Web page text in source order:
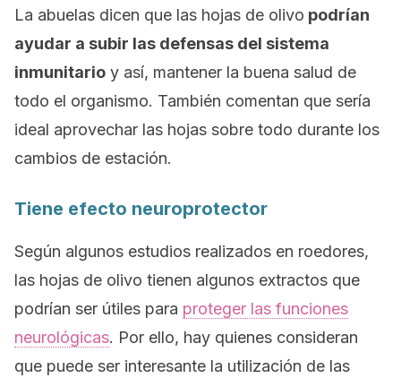
La abuelas dicen que las hojas de olivo podrían
ayudar a subir las defensas del sistema
inmunitario y así, mantener la buena salud de
todo el organismo. También comentan que sería
ideal aprovechar las hojas sobre todo durante los
cambios de estación.
Tiene efecto neuroprotector
Según algunos estudios realizados en roedores,
las hojas de olivo tienen algunos extractos que
podrían ser útiles para proteger las funciones
neurológicas. Por ello, hay quienes consideran
que puede ser interesante la utilización de las